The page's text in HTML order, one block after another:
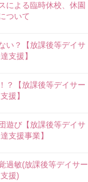
による臨時休校、休園
ついて
い？【放課後等デイサ
支援】
？【放課後等デイサー
援】
遊び【放課後等デイサ
支援事業】
過敏(放課後等デイサー
援)